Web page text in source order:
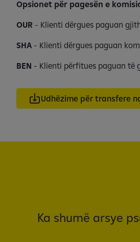
Opsionet për pagesën e
OUR - Klienti dërgues paguan
SHA - Klienti dërgues paguan
BEN - Klienti përfitues paguan të
Udhëzime për transfere
Ka shumë arsye